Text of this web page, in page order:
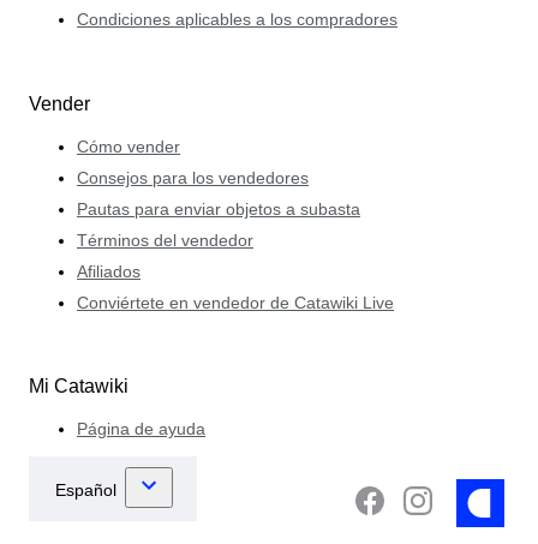
Condiciones aplicables a los compradores
Vender
Cómo vender
Consejos para los vendedores
Pautas para enviar objetos a subasta
Términos del vendedor
Afiliados
Conviértete en vendedor de Catawiki Live
Mi Catawiki
Página de ayuda